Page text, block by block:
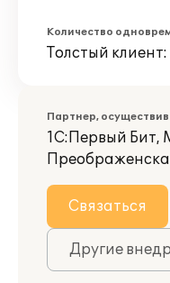
Количество
Толстый
Партнер,
1С:Первый Бит,
Связаться
Другие